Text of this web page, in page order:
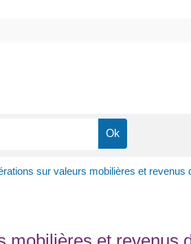
sur valeurs mobilières et revenus